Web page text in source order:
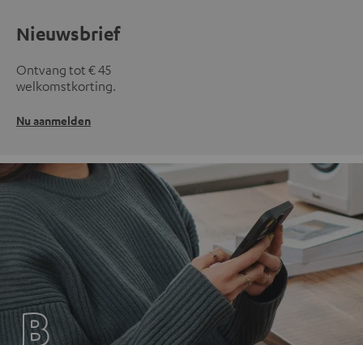
Nieuwsbrief
Ontvang tot € 45
welkomstkorting.
Nu aanmelden